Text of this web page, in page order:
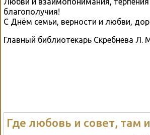
благополучия!
С Днём семьи, верности и любви,
Главный библиотекарь Скребнева Л.
Где любовь и совет, там